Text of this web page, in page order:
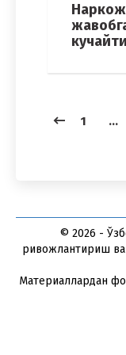
1 …
© 2026 -
ривожлантириш ва
Материаллардан